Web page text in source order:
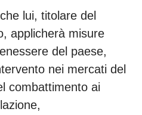
lui, titolare del
applicherà misure
del paese,
nei mercati del
combattimento ai